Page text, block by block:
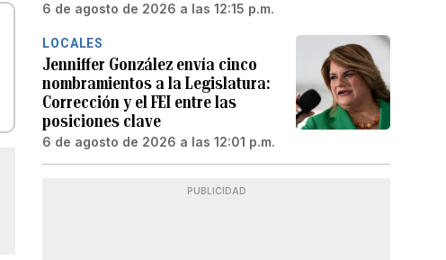
6 de agosto de 2026 a las 12:15 p.m.
LOCALES
Jenniffer González envía cinco
nombramientos a la Legislatura:
Corrección y el FEI entre las
posiciones clave
6 de agosto de 2026 a las 12:01 p.m.
PUBLICIDAD